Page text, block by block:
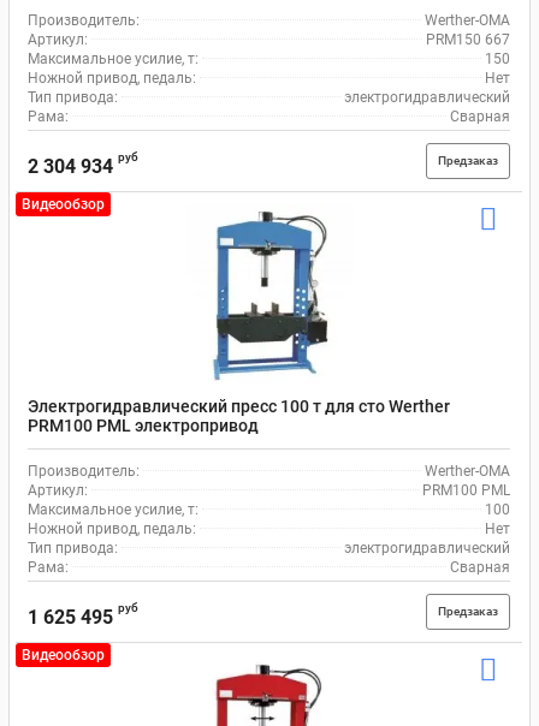
Производитель:
Werther-OMA
Артикул:
PRM150 667
Максимальное усилие, т:
150
Ножной привод, педаль:
Нет
Тип привода:
электрогидравлический
Рама:
Сварная
2 304 934 руб Предзаказ
Видеообзор
Электрогидравлический пресс 100 т для сто Werther
PRM100 PML электропривод
Производитель:
Werther-OMA
Артикул:
PRM100 PML
Максимальное усилие, т:
100
Ножной привод, педаль:
Нет
Тип привода:
электрогидравлический
Рама:
Сварная
1 625 495 руб Предзаказ
Видеообзор